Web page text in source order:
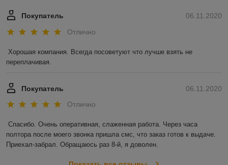
06.11.2020
Покупатель
Отлично
Хорошая компания. Всегда посоветуют что лучше взять не
переплачивая.
06.11.2020
Покупатель
Отлично
Спасибо. Очень оперативная, слаженная работа. Через часа
полтора после моего звонка пришла смс, что заказ готов к выдаче.
Приехал-забрал. Обращаюсь раз 8-й, я доволен.